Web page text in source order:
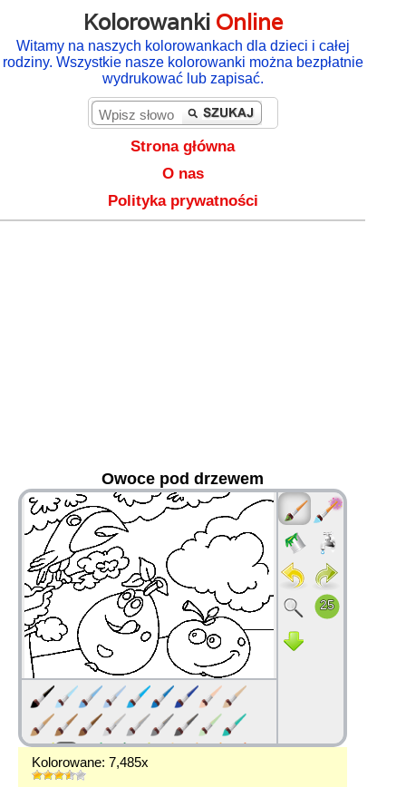
Kolorowanki Online
Witamy na naszych kolorowankach dla dzieci i całej
rodziny. Wszystkie nasze kolorowanki można bezpłatnie
wydrukować lub zapisać.
Strona główna
O nas
Polityka prywatności
Owoce pod drzewem
36
Kolorowane: 7,485x